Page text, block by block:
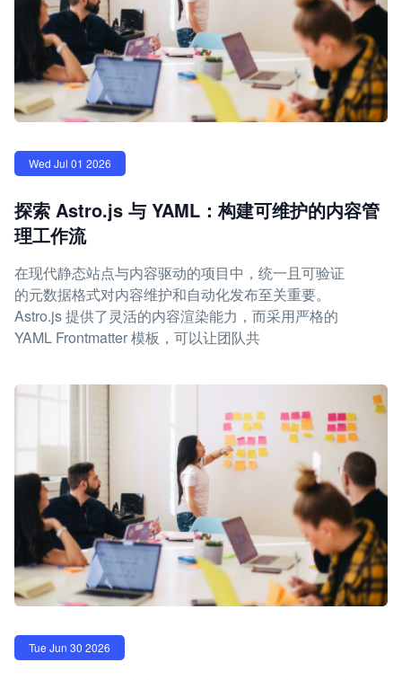
Wed Jul 01 2026
探索 Astro.js 与 YAML：构建可维护的内容管
理工作流
在现代静态站点与内容驱动的项目中，统一且可验证
的元数据格式对内容维护和自动化发布至关重要。
Astro.js 提供了灵活的内容渲染能力，而采用严格的
YAML Frontmatter 模板，可以让团队共
Tue Jun 30 2026